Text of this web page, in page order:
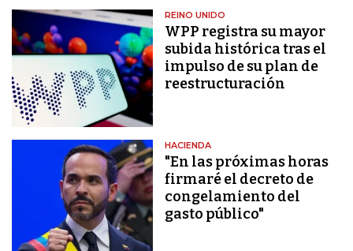
REINO UNIDO
WPP registra su mayor
subida histórica tras el
impulso de su plan de
reestructuración
HACIENDA
"En las próximas horas
firmaré el decreto de
congelamiento del
gasto público"